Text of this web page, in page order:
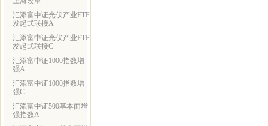
汇添富中证光伏产业ETF
发起式联接A
汇添富中证光伏产业ETF
发起式联接C
汇添富中证1000指数增
强A
汇添富中证1000指数增
强C
汇添富中证500基本面增
强指数A